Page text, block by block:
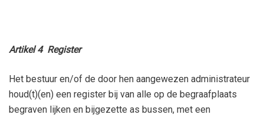
Artikel 4 Register
Het bestuur en/of de door hen aangewezen administrateur
houd(t)(en) een register bij van alle op de begraafplaats
begraven lijken en bijgezette as bussen, met een